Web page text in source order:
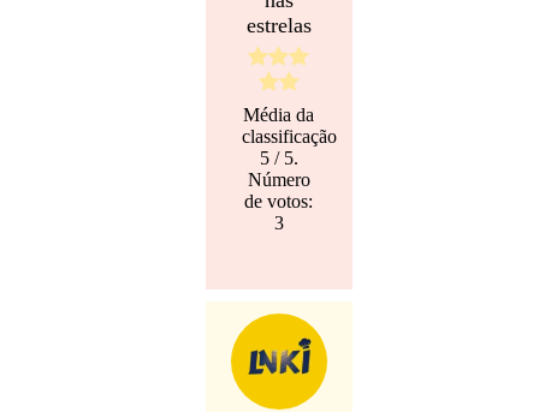
estrelas
Média da
classificação
5/ 5.
Número
de votos:
3